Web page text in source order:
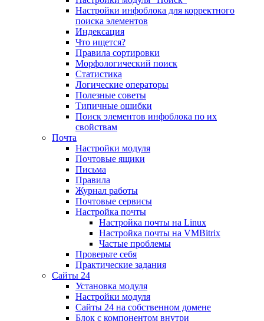
Настройки инфоблока для корректного
поиска элементов
Индексация
Что ищется?
Правила сортировки
Морфологический поиск
Статистика
Логические операторы
Полезные советы
Типичные ошибки
Поиск элементов инфоблока по их
свойствам
Почта
Настройки модуля
Почтовые ящики
Письма
Правила
Журнал работы
Почтовые сервисы
Настройка почты
Настройка почты на Linux
Настройка почты на VMBitrix
Частые проблемы
Проверьте себя
Практические задания
Сайты 24
Установка модуля
Настройки модуля
Сайты 24 на собственном домене
Блок с компонентом внутри